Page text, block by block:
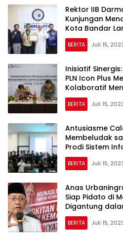
Rektor IIB
Kunjungan
Kota Bandar
BERITA Juli 15,
Inisiatif
PLN Icon Plus
Kolaboratif
Internet di
BERITA Juli 15,
Antusiasme
Membeludak
Prodi Sistem
BERITA Juli 15,
Anas
Siap Pidato di
Digantung
BERITA Juli 15,